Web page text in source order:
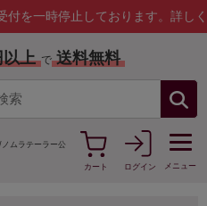
おります。詳しくはこちら
以上 で 送料無料
ノムラテーラー公
カート
ログイン メニュー